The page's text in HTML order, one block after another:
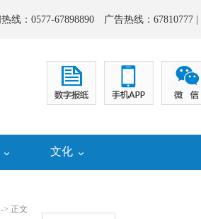
线：0577-67898890 广告热线：67810777 |
文化
-> 正文